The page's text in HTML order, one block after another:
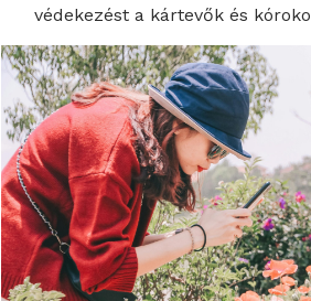
védekezést a kártevők és